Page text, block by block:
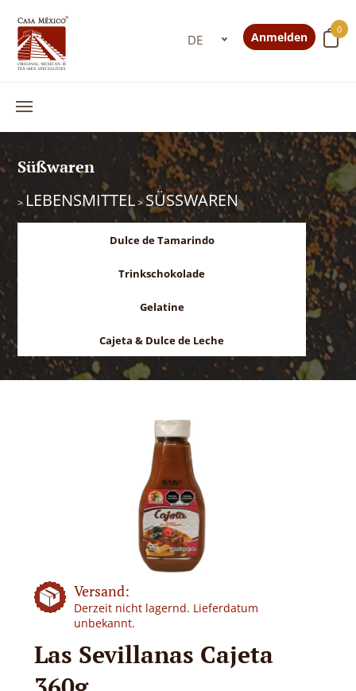
0
Anmelden
Süßwaren
> LEBENSMITTEL>SÜSSWAREN
Dulce de Tamarindo
Trinkschokolade
Gelatine
Cajeta & Dulce de Leche
Versand:
Derzeit nicht lagernd. Lieferdatum
unbekannt.
Las Sevillanas Cajeta